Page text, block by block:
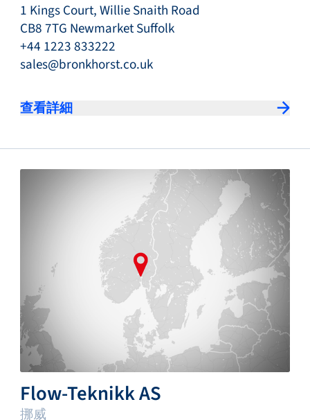
1 Kings Court, Willie Snaith Road
CB8 7TG Newmarket Suffolk
+44 1223 833222
sales@bronkhorst.co.uk
查看詳細
Flow-Teknikk AS
挪威